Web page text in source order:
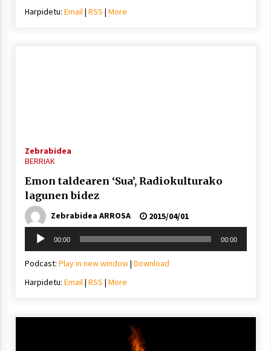
2021/06/30
Harpidetu: Email| RSS | More
Zebrabidea
BERRIAK
Emon taldearen ‘Sua’, Radiokulturako
lagunen bidez
Zebrabidea ARROSA
2015/04/01
Soinu
erreproduzigailua
00:00 00:00
Podcast: Play in new window| Download
Harpidetu: Email| RSS | More